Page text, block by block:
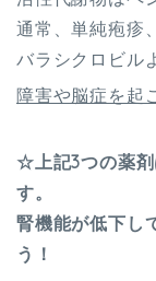
通常、単純疱疹
バラシクロビル
障害や脳症を起
☆上記3つの薬剤
す。
腎機能が低下し
う！